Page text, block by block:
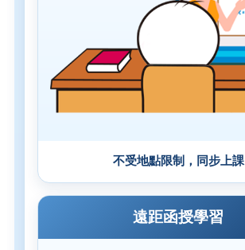
不受地點限制，同步上課
遠距函授學習